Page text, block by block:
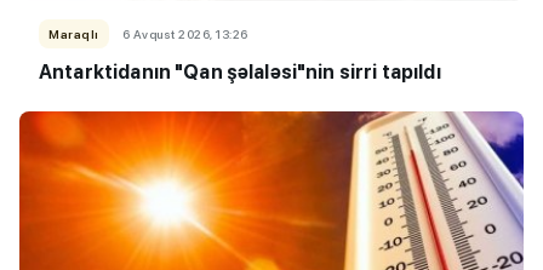
Maraqlı 6 Avqust 2026, 13:26
Antarktidanın "Qan şəlaləsi"nin sirri tapıldı